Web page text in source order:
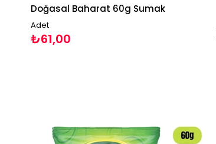
Doğasal Baharat 60g Sumak
Adet
₺61,00